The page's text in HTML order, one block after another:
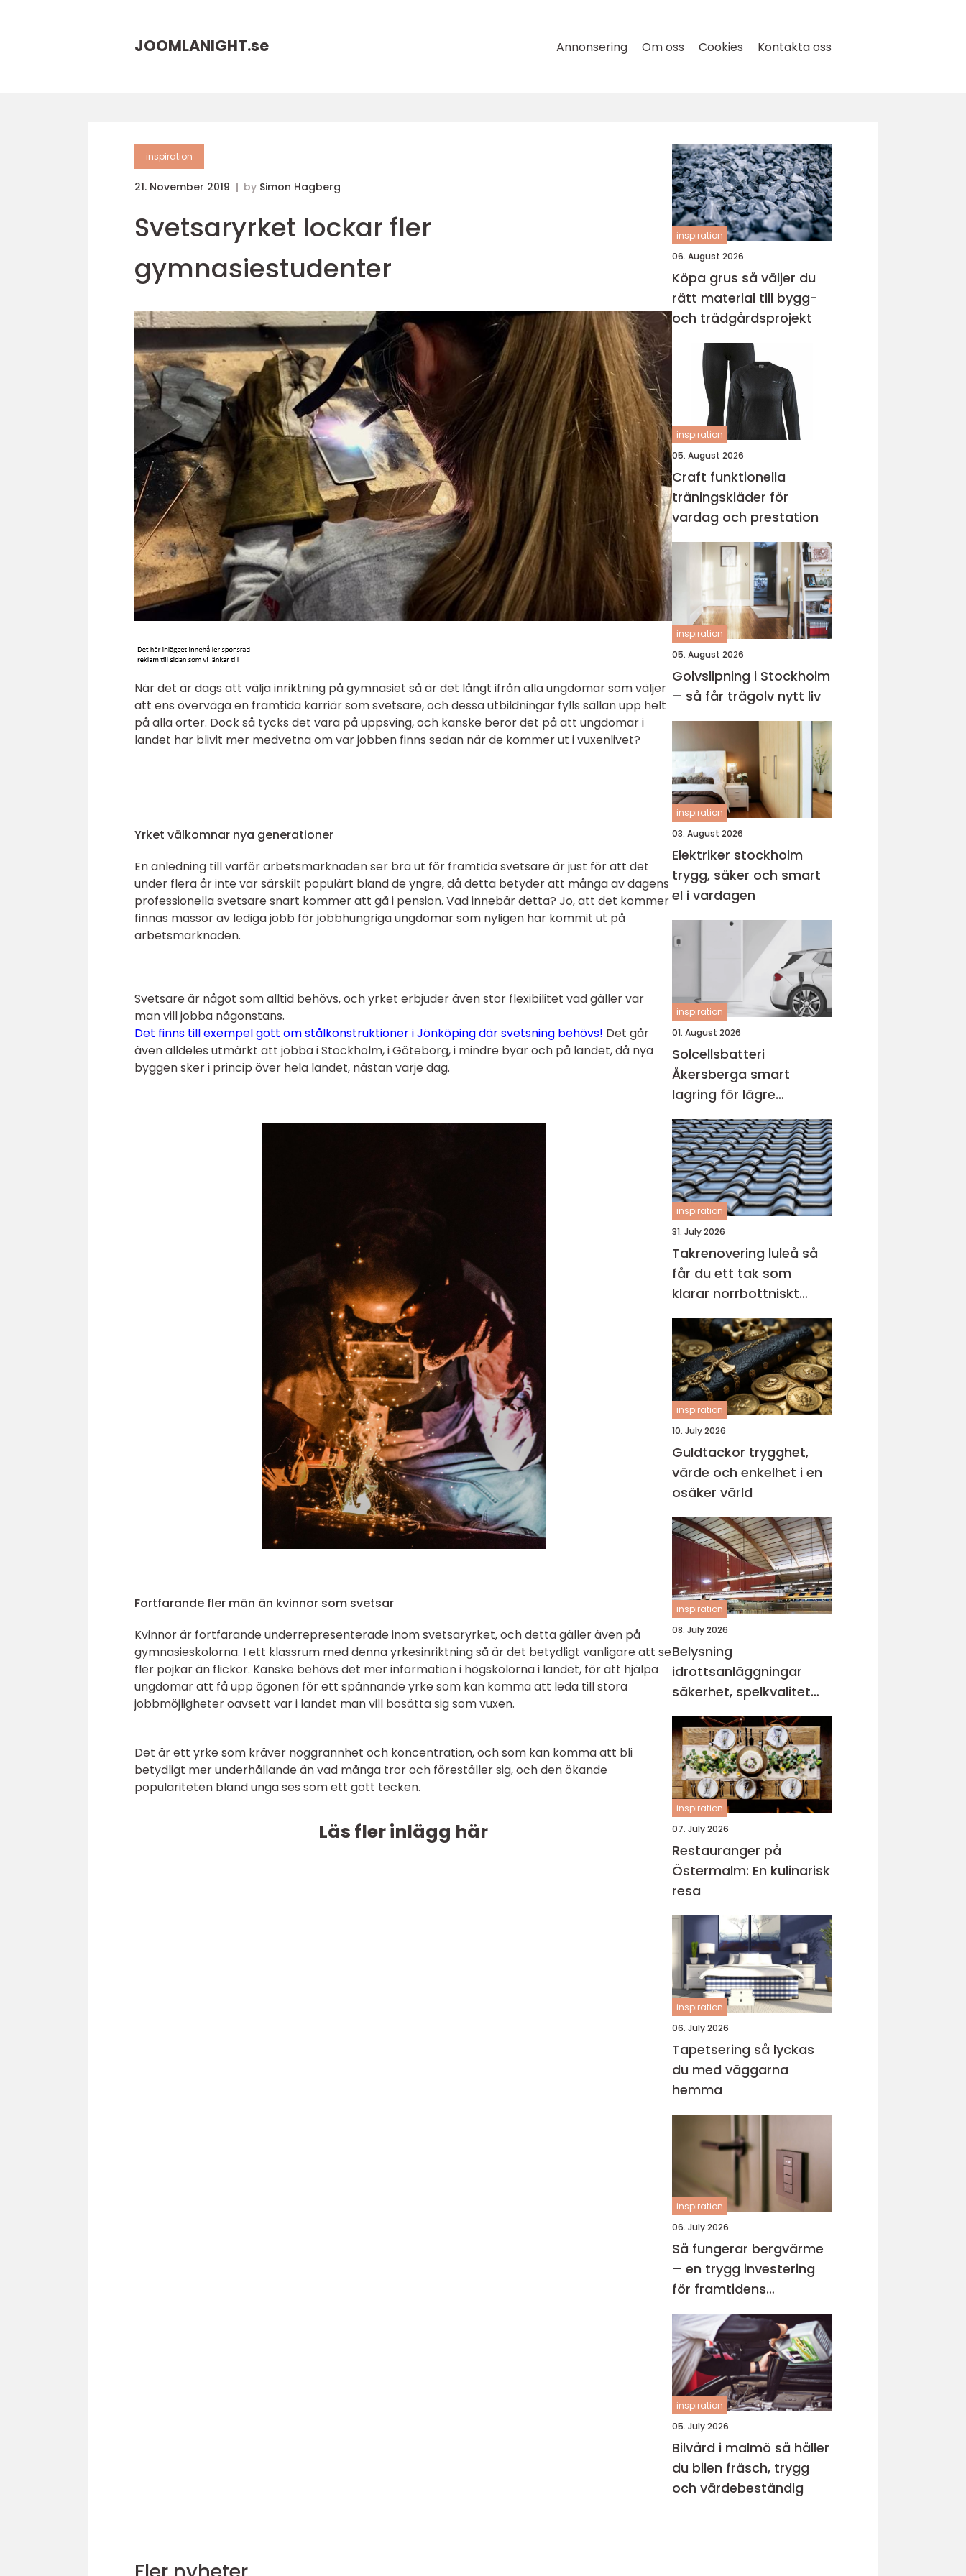
JOOMLANIGHT.se Annonsering Om oss Cookies Kontakta oss
inspiration
21. November 2019 by Simon Hagberg
Svetsaryrket lockar fler
gymnasiestudenter
När det är dags att välja inriktning på gymnasiet så är det långt ifrån alla ungdomar som väljer
att ens överväga en framtida karriär som svetsare, och dessa utbildningar fylls sällan upp helt
på alla orter. Dock så tycks det vara på uppsving, och kanske beror det på att ungdomar i
landet har blivit mer medvetna om var jobben finns sedan när de kommer ut i vuxenlivet?
Yrket välkomnar nya generationer
En anledning till varför arbetsmarknaden ser bra ut för framtida svetsare är just för att det
under flera år inte var särskilt populärt bland de yngre, då detta betyder att många av dagens
professionella svetsare snart kommer att gå i pension. Vad innebär detta? Jo, att det kommer
finnas massor av lediga jobb för jobbhungriga ungdomar som nyligen har kommit ut på
arbetsmarknaden.
Svetsare är något som alltid behövs, och yrket erbjuder även stor flexibilitet vad gäller var
man vill jobba någonstans.
Det finns till exempel gott om stålkonstruktioner i Jönköping där svetsning behövs! Det går
även alldeles utmärkt att jobba i Stockholm, i Göteborg, i mindre byar och på landet, då nya
byggen sker i princip över hela landet, nästan varje dag.
Fortfarande fler män än kvinnor som svetsar
Kvinnor är fortfarande underrepresenterade inom svetsaryrket, och detta gäller även på
gymnasieskolorna. I ett klassrum med denna yrkesinriktning så är det betydligt vanligare att se
fler pojkar än flickor. Kanske behövs det mer information i högskolorna i landet, för att hjälpa
ungdomar att få upp ögonen för ett spännande yrke som kan komma att leda till stora
jobbmöjligheter oavsett var i landet man vill bosätta sig som vuxen.
Det är ett yrke som kräver noggrannhet och koncentration, och som kan komma att bli
betydligt mer underhållande än vad många tror och föreställer sig, och den ökande
populariteten bland unga ses som ett gott tecken.
Läs fler inlägg här
inspiration
06. August 2026
Köpa grus så väljer du
rätt material till bygg-
och trädgårdsprojekt
inspiration
05. August 2026
Craft funktionella
träningskläder för
vardag och prestation
inspiration
05. August 2026
Golvslipning i Stockholm
– så får trägolv nytt liv
inspiration
03. August 2026
Elektriker stockholm
trygg, säker och smart
el i vardagen
inspiration
01. August 2026
Solcellsbatteri
Åkersberga smart
lagring för lägre
elkostnad året runt
inspiration
31. July 2026
Takrenovering luleå så
får du ett tak som
klarar norrbottniskt
klimat
inspiration
10. July 2026
Guldtackor trygghet,
värde och enkelhet i en
osäker värld
inspiration
08. July 2026
Belysning
idrottsanläggningar
säkerhet, spelkvalitet
och lägre kostnader
inspiration
07. July 2026
Restauranger på
Östermalm: En kulinarisk
resa
inspiration
06. July 2026
Tapetsering så lyckas
du med väggarna
hemma
inspiration
06. July 2026
Så fungerar bergvärme
– en trygg investering
för framtidens
uppvärmning
inspiration
05. July 2026
Bilvård i malmö så håller
du bilen fräsch, trygg
och värdebeständig